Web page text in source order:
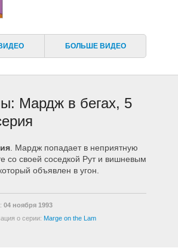
507 – Внутренний Ребенок Барта
508 – Бойскауты в Районе
БОЛЬШЕ ВИДЕО
Мардж в бегах, 5
. Мардж попадает в неприятную
со своей соседкой Рут и вишневым
объявлен в угон.
04 ноября 1993
о серии: Marge on the Lam